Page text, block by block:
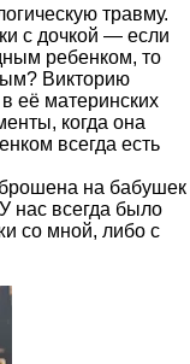
травму.
с дочкой — если
ребенком, то
Викторию
её материнских
когда она
всегда есть
на бабушек
нас всегда было
со мной, либо с